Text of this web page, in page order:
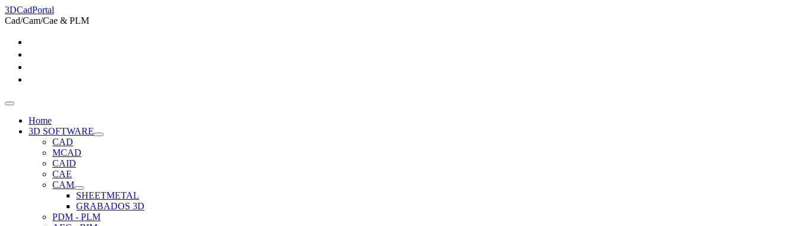
3DCadPortal
Cad/Cam/Cae & PLM
Home
3D SOFTWARE
CAD
MCAD
CAID
CAE
CAM
SHEETMETAL
GRABADOS 3D
PDM - PLM